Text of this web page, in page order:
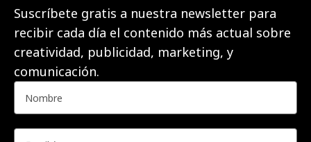
Suscríbete gratis a nuestra newsletter para
recibir cada día el contenido más actual sobre
creatividad, publicidad, marketing, y
comunicación.